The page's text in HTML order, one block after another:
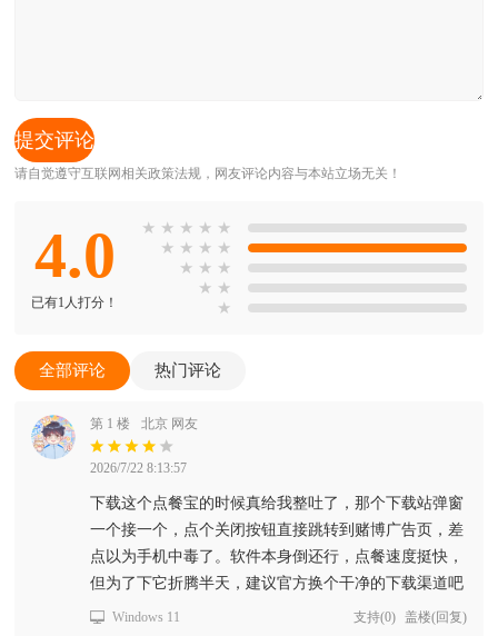
请自觉遵守互联网相关政策法规，网友评论内容与本站立场无关！
4.0
已有1人打分！
★ ★ ★ ★ ★
★ ★ ★ ★
★ ★ ★
★ ★
★
全部评论 热门评论
第 1 楼 北京 网友
2026/7/22 8:13:57
下载这个点餐宝的时候真给我整吐了，那个下载站弹窗
一个接一个，点个关闭按钮直接跳转到赌博广告页，差
点以为手机中毒了。软件本身倒还行，点餐速度挺快，
但为了下它折腾半天，建议官方换个干净的下载渠道吧
Windows 11 支持(0) 盖楼(回复)